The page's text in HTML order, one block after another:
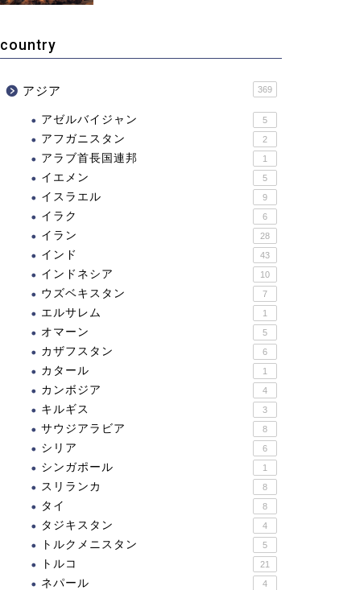
country
アジア 369
アゼルバイジャン 5
アフガニスタン 2
アラブ首長国連邦 1
イエメン 5
イスラエル 9
イラク 6
イラン 28
インド 43
インドネシア 10
ウズベキスタン 7
エルサレム 1
オマーン 5
カザフスタン 6
カタール 1
カンボジア 4
キルギス 3
サウジアラビア 8
シリア 6
シンガポール 1
スリランカ 8
タイ 8
タジキスタン 4
トルクメニスタン 5
トルコ 21
ネパール 4